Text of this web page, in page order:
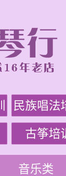
民族唱法
古筝培
音乐类